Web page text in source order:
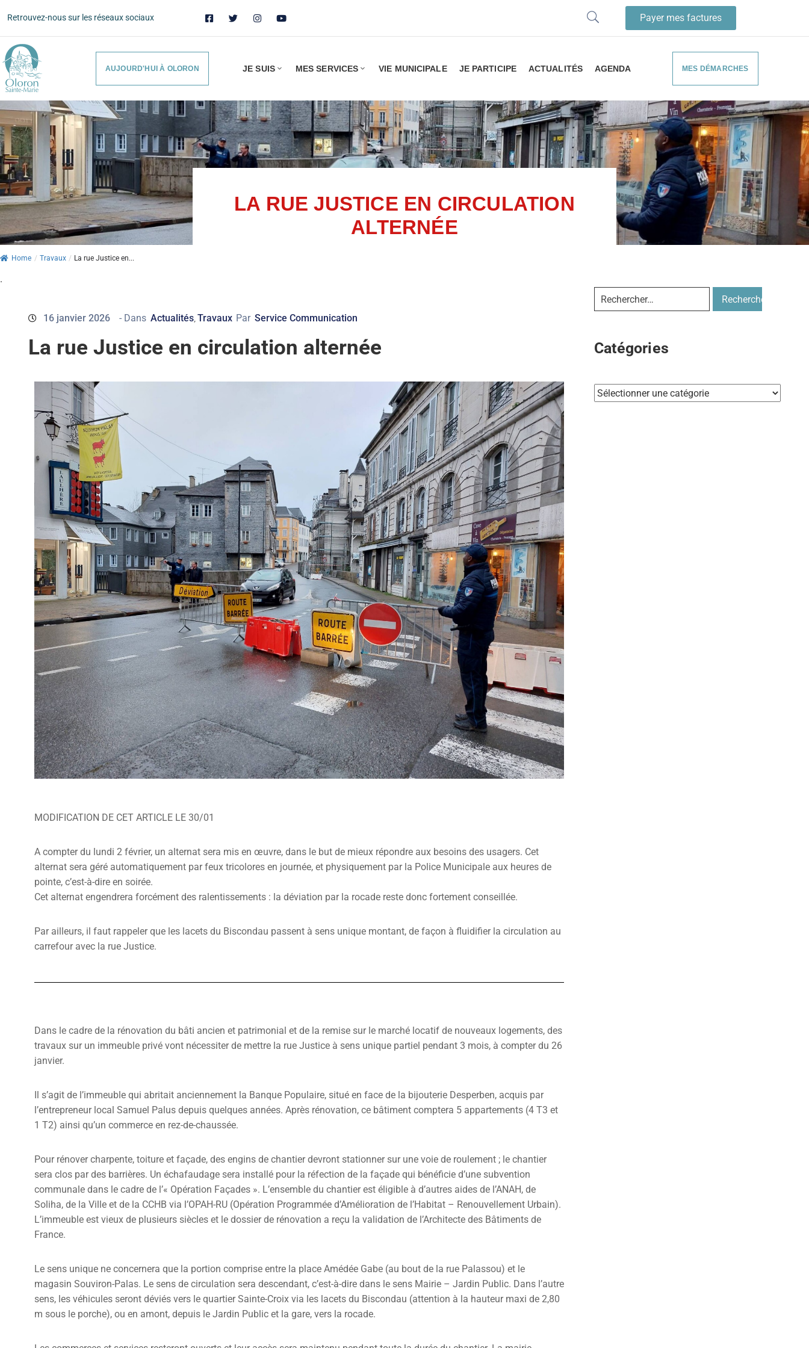
Retrouvez-nous sur les réseaux sociaux Payer mes factures
AUJOURD'HUI À OLORON JE SUIS MES SERVICES VIE MUNICIPALE JE PARTICIPE ACTUALITÉS AGENDA MES DÉMARCHES
LA RUE JUSTICE EN CIRCULATION
ALTERNÉE
Home / Travaux / La rue Justice en...
.
16 janvier 2026 - Dans Actualités Travaux Par Service Communication
La rue Justice en circulation alternée
MODIFICATION DE CET ARTICLE LE 30/01
A compter du lundi 2 février, un alternat sera mis en œuvre, dans le but de mieux répondre aux besoins des usagers. Cet
alternat sera géré automatiquement par feux tricolores en journée, et physiquement par la Police Municipale aux heures de
pointe, c’est-à-dire en soirée.
Cet alternat engendrera forcément des ralentissements : la déviation par la rocade reste donc fortement conseillée.
Par ailleurs, il faut rappeler que les lacets du Biscondau passent à sens unique montant, de façon à fluidifier la circulation au
carrefour avec la rue Justice.
Dans le cadre de la rénovation du bâti ancien et patrimonial et de la remise sur le marché locatif de nouveaux logements, des
travaux sur un immeuble privé vont nécessiter de mettre la rue Justice à sens unique partiel pendant 3 mois, à compter du 26
janvier.
Il s’agit de l’immeuble qui abritait anciennement la Banque Populaire, situé en face de la bijouterie Desperben, acquis par
l’entrepreneur local Samuel Palus depuis quelques années. Après rénovation, ce bâtiment comptera 5 appartements (4 T3 et
1 T2) ainsi qu’un commerce en rez-de-chaussée.
Pour rénover charpente, toiture et façade, des engins de chantier devront stationner sur une voie de roulement ; le chantier
sera clos par des barrières. Un échafaudage sera installé pour la réfection de la façade qui bénéficie d’une subvention
communale dans le cadre de l’« Opération Façades ». L’ensemble du chantier est éligible à d’autres aides de l’ANAH, de
Soliha, de la Ville et de la CCHB via l’OPAH-RU (Opération Programmée d’Amélioration de l’Habitat – Renouvellement Urbain).
L’immeuble est vieux de plusieurs siècles et le dossier de rénovation a reçu la validation de l’Architecte des Bâtiments de
France.
Le sens unique ne concernera que la portion comprise entre la place Amédée Gabe (au bout de la rue Palassou) et le
magasin Souviron-Palas. Le sens de circulation sera descendant, c’est-à-dire dans le sens Mairie – Jardin Public. Dans l’autre
sens, les véhicules seront déviés vers le quartier Sainte-Croix via les lacets du Biscondau (attention à la hauteur maxi de 2,80
m sous le porche), ou en amont, depuis le Jardin Public et la gare, vers la rocade.
Catégories